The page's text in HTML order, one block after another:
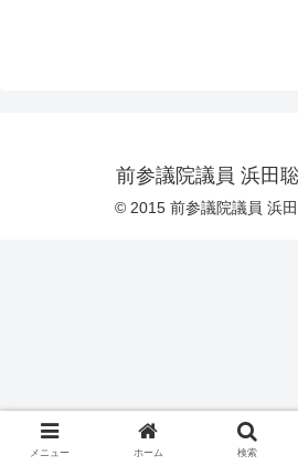
前参議院議員 浜田
© 2015 前参議院議員 浜
メニュー ホーム 検索